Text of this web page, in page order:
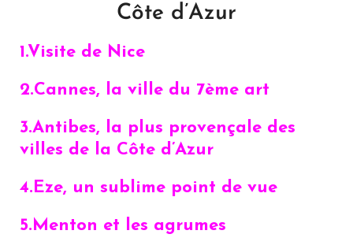
Côte d’Azur
1.Visite de Nice
2.Cannes, la ville du 7ème art
3.Antibes, la plus provençale des
villes de la Côte d’Azur
4.Eze, un sublime point de vue
5.Menton et les agrumes